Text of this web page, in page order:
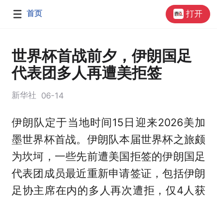
首页 打开
世界杯首战前夕，伊朗国足
代表团多人再遭美拒签
新华社 06-14
伊朗队定于当地时间15日迎来2026美加
墨世界杯首战。伊朗队本届世界杯之旅颇
为坎坷，一些先前遭美国拒签的伊朗国足
代表团成员最近重新申请签证，包括伊朗
足协主席在内的多人再次遭拒，仅4人获